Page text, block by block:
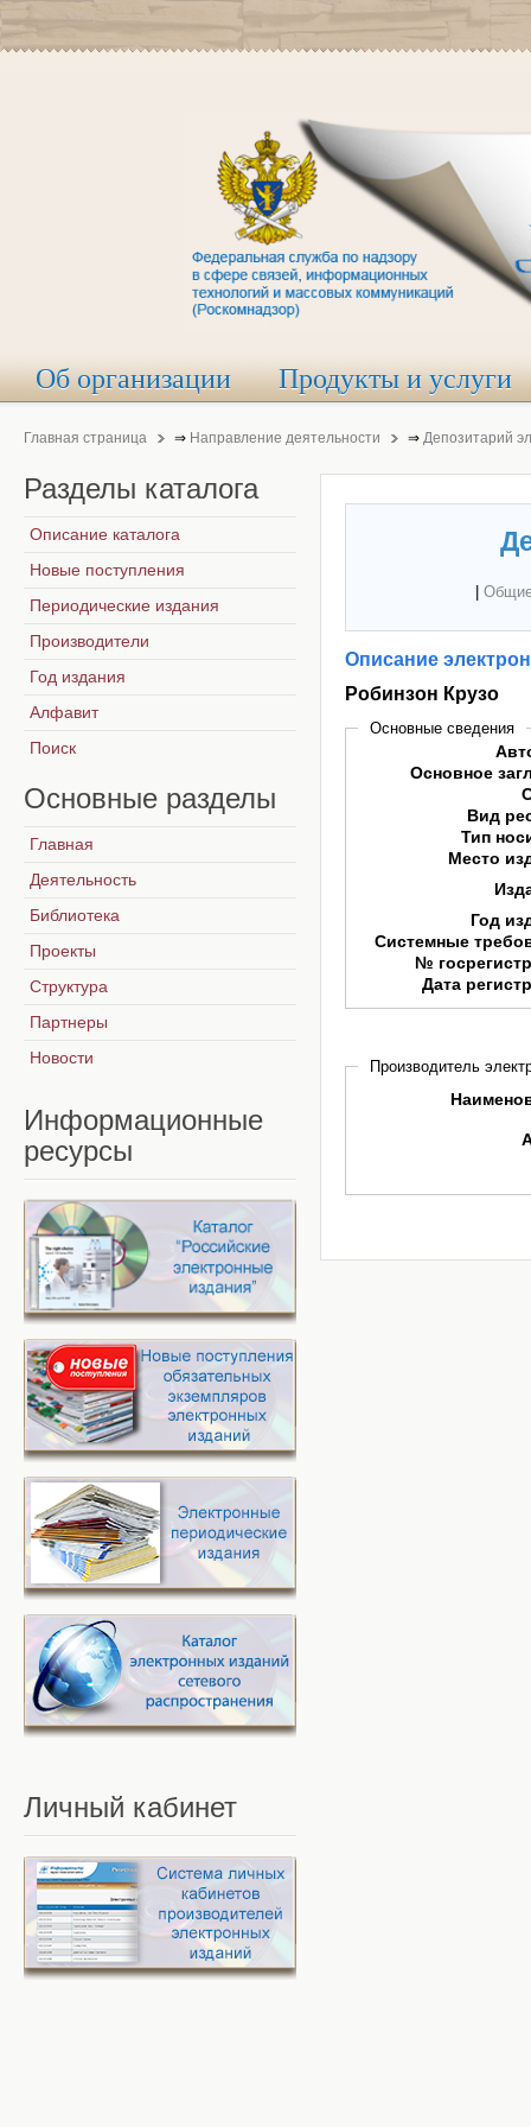
Об организации Продукты и услуги
Главная страница ⇒ Направление деятельности ⇒ Депозитарий
Описание
Робинзон Крузо
Основные сведения
Основное
Вид
Тип
Место
Год
Системные
№
Дата
Производитель
Разделы каталога
Описание каталога
Новые поступления
Периодические издания
Производители
Год издания
Алфавит
Поиск
Основные разделы
Главная
Деятельность
Библиотека
Проекты
Структура
Партнеры
Новости
Информационные
ресурсы
Личный кабинет